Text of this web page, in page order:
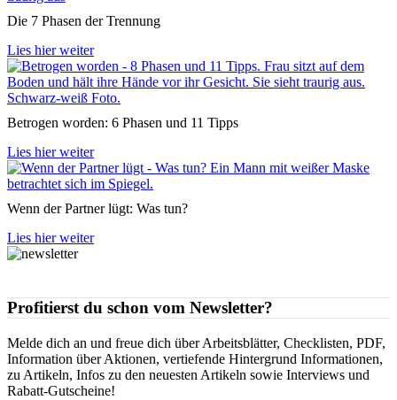
Die 7 Phasen der Trennung
Lies hier weiter
Betrogen worden: 6 Phasen und 11 Tipps
Lies hier weiter
Wenn der Partner lügt: Was tun?
Lies hier weiter
Profitierst du schon vom Newsletter?
Melde dich an und freue dich über Arbeitsblätter, Checklisten, PDF,
Information über Aktionen, vertiefende Hintergrund Informationen,
zu Artikeln, Infos zu den neuesten Artikeln sowie Interviews und
Rabatt-Gutscheine!